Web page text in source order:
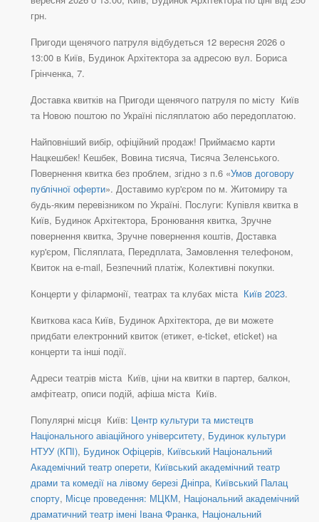
грн.
Пригоди щенячого патруля відбудеться 12 вересня 2026 о
13:00 в Київ, Будинок Архітектора за адресою вул. Бориса
Грінченка, 7.
Доставка квитків на Пригоди щенячого патруля по місту Київ
та Новою поштою по Україні післяплатою або передоплатою.
Найповніший вибір, офіційний продаж! Приймаємо карти
Нацкешбек! Кешбек, Вовина тисяча, Тисяча Зеленського.
Повернення квитка без проблем, згідно з п.6 «Умов договору
публічної оферти». Доставимо кур'єром по м. Житомиру та
будь-яким перевізником по Україні. Послуги: Купівля квитка в
Київ, Будинок Архітектора, Бронювання квитка, Зручне
повернення квитка, Зручне повернення коштів, Доставка
кур'єром, Післяплата, Передплата, Замовлення телефоном,
Квиток на e-mail, Безпечний платіж, Колективні покупки.
Концерти у філармонії, театрах та клубах міста Київ 2023.
Квиткова каса Київ, Будинок Архітектора, де ви можете
придбати електронний квиток (етикет, e-ticket, eticket) на
концерти та інші події.
Адреси театрів міста Київ, ціни на квитки в партер, балкон,
амфітеатр, описи подій, афіша міста Київ.
Популярні місця Київ: Центр культури та мистецтв
Національного авіаційного університету, Будинок культури
НТУУ (КПІ), Будинок Офіцерів, Київський Національний
Академічний театр оперети, Київський академічний театр
драми та комедії на лівому березі Дніпра, Київський Палац
спорту, Місце проведення: МЦКМ, Національний академічний
драматичний театр імені Івана Франка, Національний